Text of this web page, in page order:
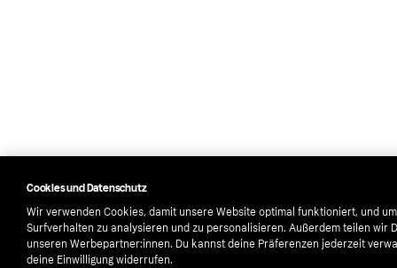
Cookies und Datenschutz
Wir verwenden Cookies, damit unsere Website optimal funktioniert, und
Surfverhalten zu analysieren und zu personalisieren. Außerdem teilen wir
unseren Werbepartner:innen. Du kannst deine Präferenzen jederzeit
deine Einwilligung widerrufen.